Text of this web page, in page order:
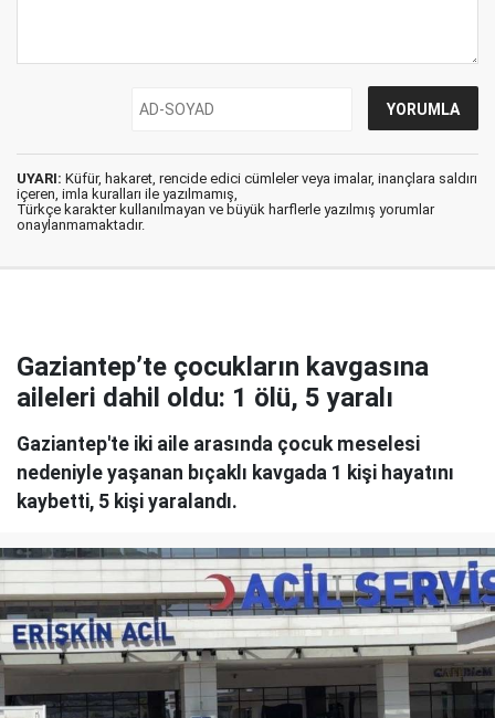
UYARI: Küfür, hakaret, rencide edici cümleler veya imalar, inançlara saldırı
içeren, imla kuralları ile yazılmamış,
Türkçe karakter kullanılmayan ve büyük harflerle yazılmış yorumlar
onaylanmamaktadır.
Gaziantep’te çocukların kavgasına
aileleri dahil oldu: 1 ölü, 5 yaralı
Gaziantep'te iki aile arasında çocuk meselesi
nedeniyle yaşanan bıçaklı kavgada 1 kişi hayatını
kaybetti, 5 kişi yaralandı.